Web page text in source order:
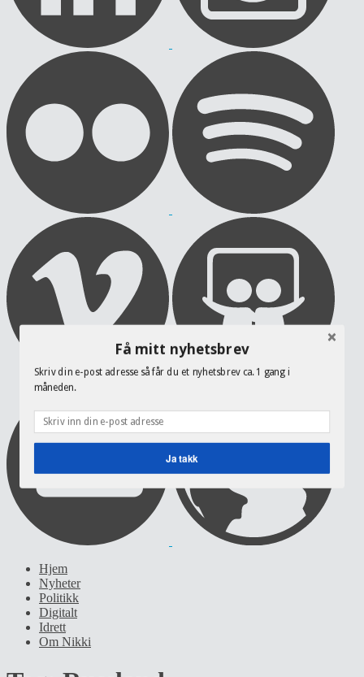
Hjem
Nyheter
Politikk
Digitalt
Idrett
Om Nikki
Få mitt nyhetsbrev
Skriv din e-post adresse så får du et nyhetsbrev ca. 1 gang i
måneden.
Ja takk
POWERED BY